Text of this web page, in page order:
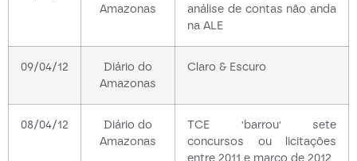
Amazonas
análise de contas não anda
na ALE
09/04/12
Diário do
Amazonas
Claro & Escuro
08/04/12
Diário do
Amazonas
TCE 'barrou' sete
concursos ou licitações
entre 2011 e março de 2012